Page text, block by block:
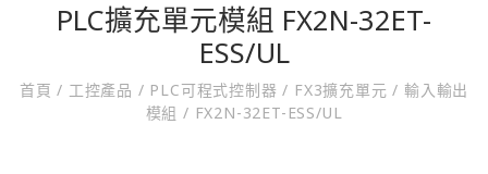
PLC擴充單元模組 FX2N-32ET-
ESS/UL
首頁/ 工控產品 / PLC可程式控制器/ FX3擴充單元/ 輸入輸出
模組 / FX2N-32ET-ESS/UL